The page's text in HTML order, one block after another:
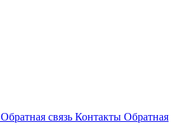
Обратная связь Контакты Обратная